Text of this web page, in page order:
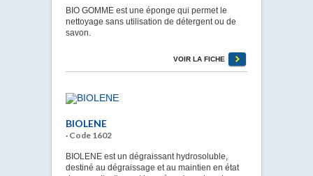
BIO GOMME est une éponge qui permet le
nettoyage sans utilisation de détergent ou de
savon.
VOIR LA FICHE
BIOLENE
· Code 1602
BIOLENE est un dégraissant hydrosoluble,
destiné au dégraissage et au maintien en état